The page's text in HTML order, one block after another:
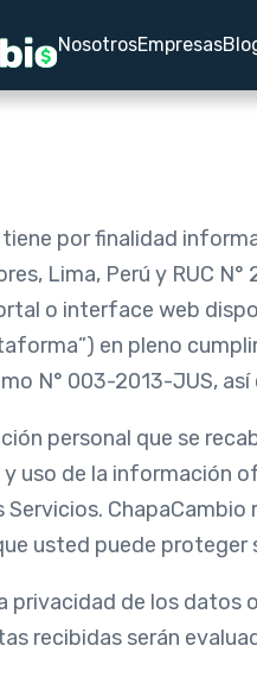
NosotrosEmpresas
por finalidad
Lima, Perú y RUC
o interface web
en pleno
N° 003-2013-JUS,
personal que se
uso de la información
usted puede proteger
privacidad de los
recibidas serán